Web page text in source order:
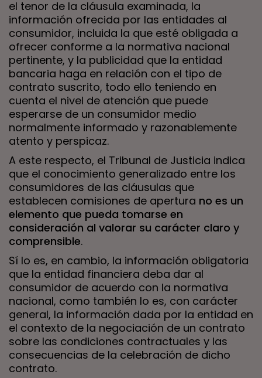
el tenor de la cláusula examinada, la
información ofrecida por las entidades al
consumidor, incluida la que esté obligada a
ofrecer conforme a la normativa nacional
pertinente, y la publicidad que la entidad
bancaria haga en relación con el tipo de
contrato suscrito, todo ello teniendo en
cuenta el nivel de atención que puede
esperarse de un consumidor medio
normalmente informado y razonablemente
atento y perspicaz.
A este respecto, el Tribunal de Justicia indica
que el conocimiento generalizado entre los
consumidores de las cláusulas que
establecen comisiones de apertura no es un
elemento que pueda tomarse en
consideración al valorar su carácter claro y
comprensible.
Sí lo es, en cambio, la información obligatoria
que la entidad financiera deba dar al
consumidor de acuerdo con la normativa
nacional, como también lo es, con carácter
general, la información dada por la entidad en
el contexto de la negociación de un contrato
sobre las condiciones contractuales y las
consecuencias de la celebración de dicho
contrato.